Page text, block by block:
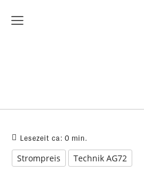
Lesezeit ca: 0 min.
Strompreis Technik AG72